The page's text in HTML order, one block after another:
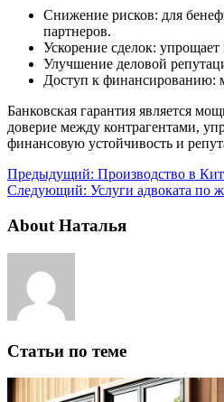
Снижение рисков: для
партнеров.
Ускорение сделок:
Улучшение деловой
Доступ к финансированию:
Банковская гарантия является
доверие между контрагентами,
финансовую устойчивость и
Предыдущий: Производство в
Следующий: Услуги адвоката по
About Наталья
Статьи по теме